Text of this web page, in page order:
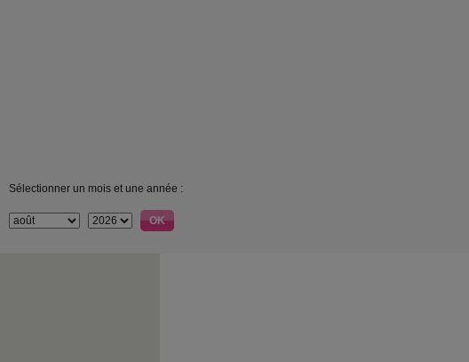
Sélectionner un mois et une année :